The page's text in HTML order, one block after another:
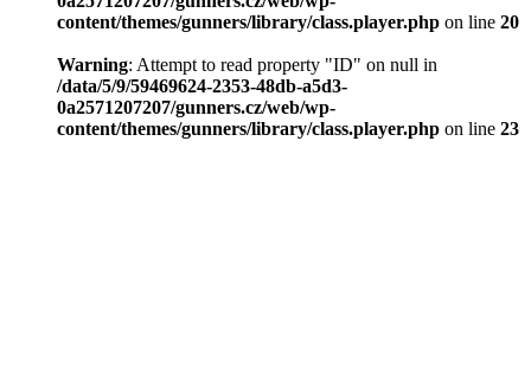
content/themes/gunners/library/class.player.php on line 20
Warning: Attempt to read property "ID" on null in
/data/5/9/59469624-2353-48db-a5d3-
0a2571207207/gunners.cz/web/wp-
content/themes/gunners/library/class.player.php on line 23